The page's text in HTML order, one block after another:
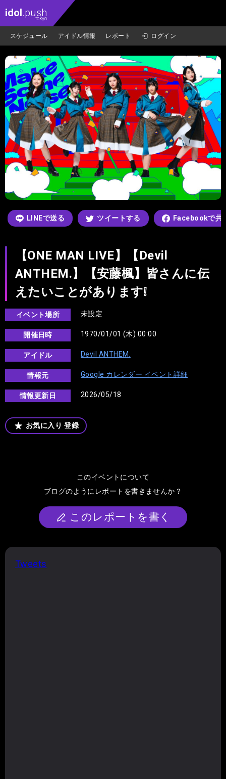
idol.push
.tokyo
スケジュール アイドル情報 レポート ログイン
LINEで送る ツイートする Facebookで共
【ONE MAN LIVE】【Devil
ANTHEM.】【安藤楓】皆さんに伝
えたいことがあります❕
イベント場所 未設定
開催日時 1970/01/01 (木) 00:00
アイドル Devil ANTHEM.
情報元 Google カレンダー イベント詳細
情報更新日 2026/05/18
お気に入り 登録
このイベントについて
ブログのようにレポートを書きませんか？
このレポートを書く
Tweets